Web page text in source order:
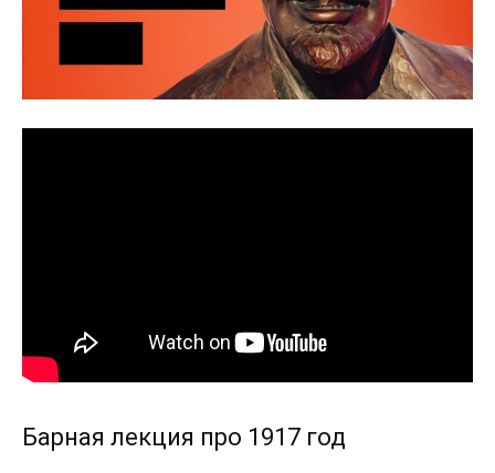
Барная лекция про 1917 год